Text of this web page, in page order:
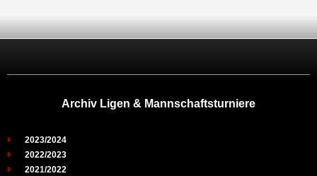
Archiv Ligen & Mannschaftsturniere
2023/2024
2022/2023
2021/2022